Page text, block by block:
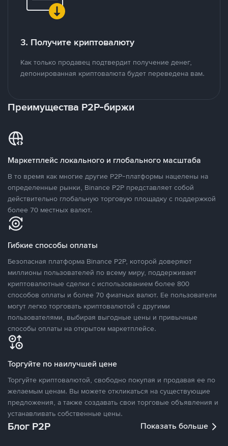
3. Получите криптовалюту
Как только продавец подтвердит получение денег,
депонированная криптовалюта будет переведена вам.
Преимущества P2P-биржи
Маркетплейс локального и глобального масштаба
В то время как многие другие P2P-платформы нацелены на
определенные рынки, Binance P2P представляет собой
действительно глобальную торговую площадку с поддержкой
более 70 местных валют.
Гибкие способы оплаты
Безопасная платформа Binance P2P, которой доверяют
миллионы пользователей по всему миру, поддерживает
криптовалютные сделки с использованием более 800
способов оплаты и более 70 фиатных валют. Ее пользователи
могут легко торговать криптовалютой с другими
пользователями, выбирая выгодные цены и привычные
способы оплаты на открытом маркетплейсе.
Торгуйте по наилучшей цене
Торгуйте криптовалютой, свободно покупая и продавая ее по
желаемым ценам. Вы можете откликаться на существующие
предложения, а также создавать свои торговые объявления и
устанавливать собственные цены.
Блог P2P Показать больше